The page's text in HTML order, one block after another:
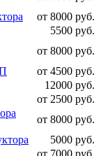
от 8000 руб.
5500 руб.
от 8000 руб.
от 4500 руб.
12000 руб.
от 2500 руб.
от 8000 руб.
5000 руб.
от 7000 руб.